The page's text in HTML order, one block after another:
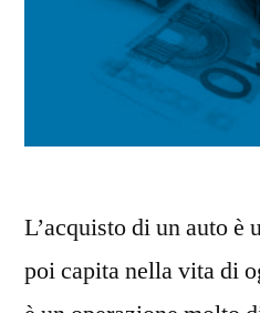
L’acquisto di un auto è
poi capita nella vita di